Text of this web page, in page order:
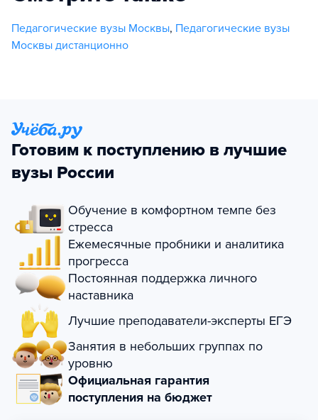
Педагогические вузы Москвы, Педагогические вузы
Москвы дистанционно
Готовим к поступлению в лучшие
вузы России
Обучение в комфортном темпе без
стресса
Ежемесячные пробники и аналитика
прогресса
Постоянная поддержка личного
наставника
Лучшие преподаватели-эксперты ЕГЭ
Занятия в небольших группах по
уровню
Официальная гарантия
поступления на бюджет